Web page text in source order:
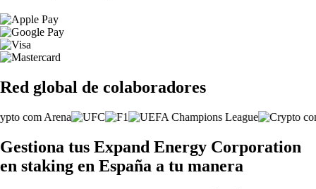
Red global de colaboradores
Gestiona tus Expand Energy Corporation
en staking en España a tu manera